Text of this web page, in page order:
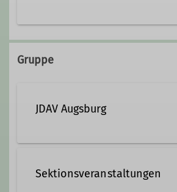
Am Alten Gaswerk 7
Gruppe
JDAV Augsburg
Sektionsveranstaltungen